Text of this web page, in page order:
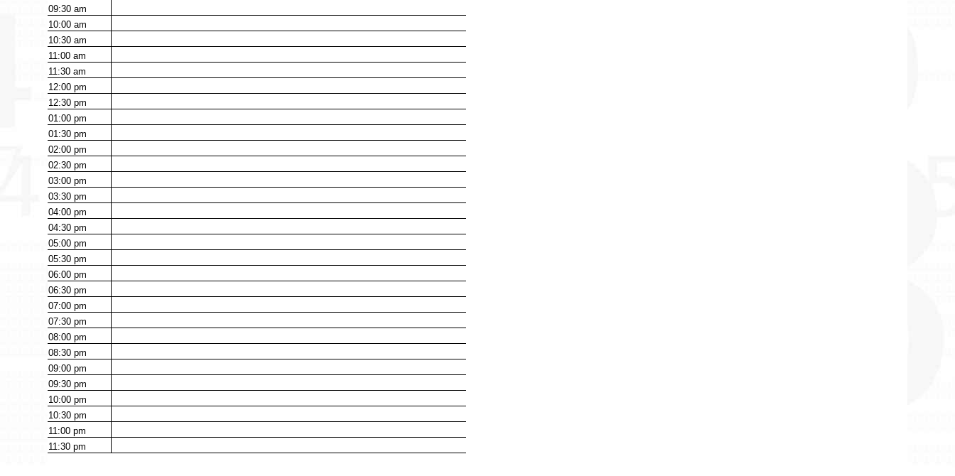
09:30am
10:00am
10:30am
11:00am
11:30am
12:00pm
12:30pm
01:00pm
01:30pm
02:00pm
02:30pm
03:00pm
03:30pm
04:00pm
04:30pm
05:00pm
05:30pm
06:00pm
06:30pm
07:00pm
07:30pm
08:00pm
08:30pm
09:00pm
09:30pm
10:00pm
10:30pm
11:00pm
11:30pm